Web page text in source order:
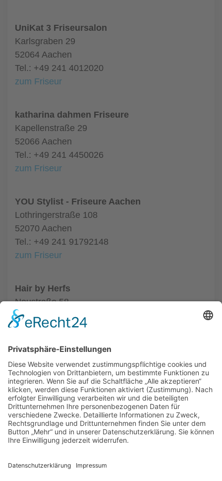
UniKat 3 Friseursalon
Karlsgraben 29
52064 Aachen
Tel.: +49 241 4012020
zum Friseur
katharina dahmen Friseure
Kapellenstraße 29
52066 Aachen
Tel.: +49 241 4450026
zum Friseur
YOU Stylist - Friseure Aachen
Lothringerstraße 108
52070 Aachen
Tel.: +49 241 91792148
zum Friseur
Hair by Herfs
Neustraße 58
52066 Aachen
Tel.: +49 241 63342
ALLGEMEIN
FRISEURE
FRISEURE